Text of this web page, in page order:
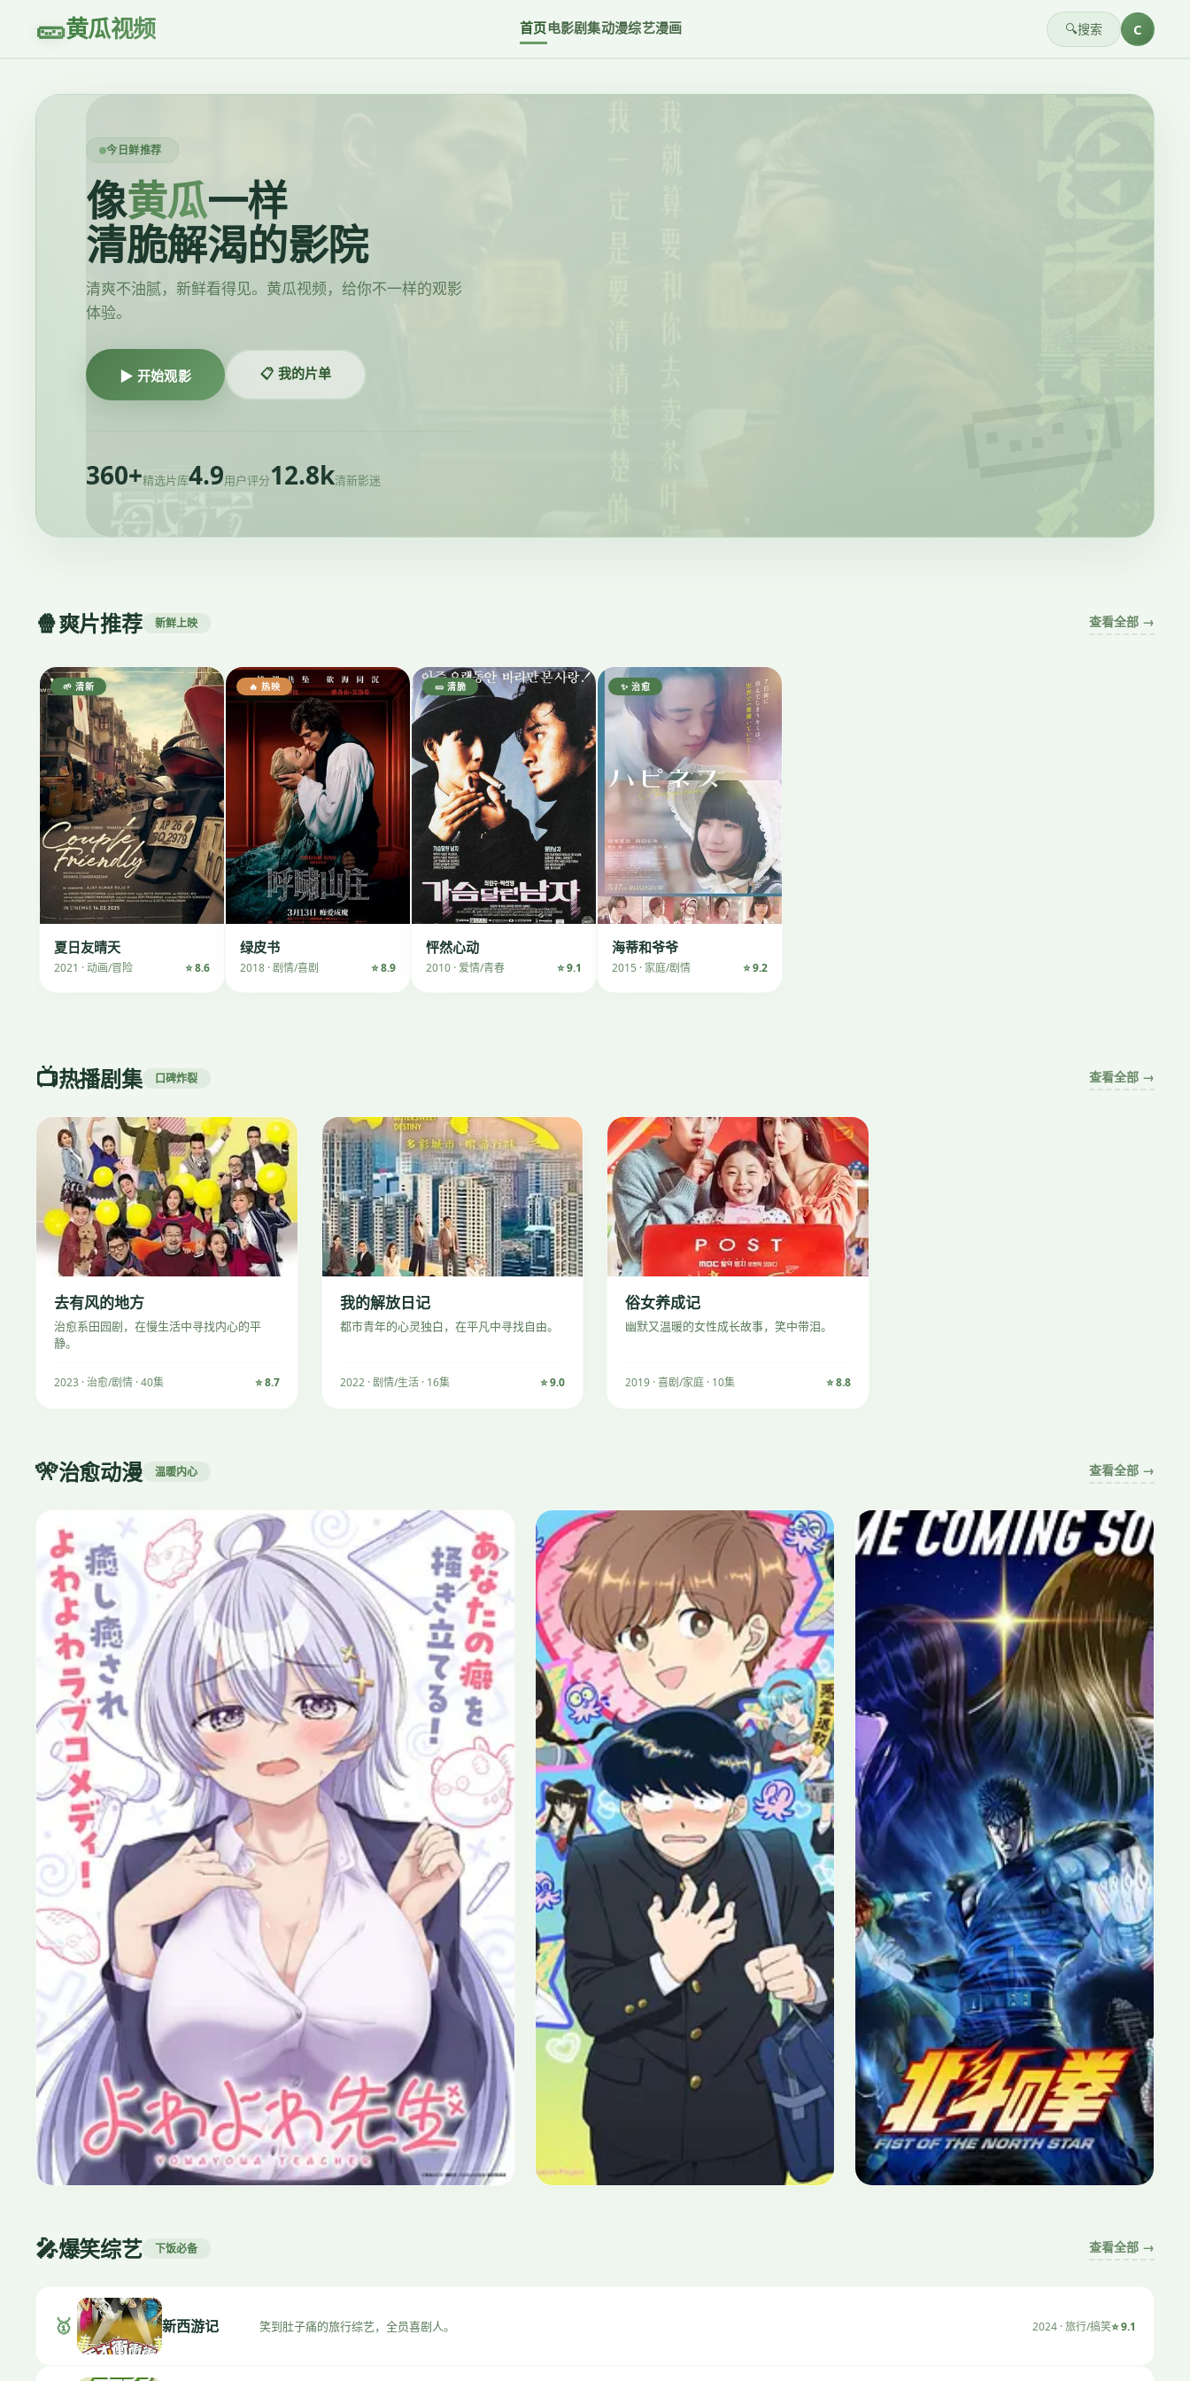
🥒黄瓜视频 首页电影剧集动漫综艺漫画 🔍搜索 C
今日鲜推荐
像黄瓜一样
清脆解渴的影院
清爽不油腻，新鲜看得见。黄瓜视频，给你不一样的观影
体验。
▶ 开始观影 📋 我的片单
360+精选片库4.9用户评分12.8k清新影迷
🍿爽片推荐 新鲜上映 查看全部 →
🌱 清新
夏日友晴天
2021 · 动画/冒险 ⭐ 8.6
🔥 热映
绿皮书
2018 · 剧情/喜剧 ⭐ 8.9
🥒 清脆
怦然心动
2010 · 爱情/青春 ⭐ 9.1
✨ 治愈
海蒂和爷爷
2015 · 家庭/剧情 ⭐ 9.2
📺热播剧集 口碑炸裂 查看全部 →
去有风的地方
治愈系田园剧，在慢生活中寻找内心的平
静。
2023 · 治愈/剧情 · 40集 ⭐ 8.7
我的解放日记
都市青年的心灵独白，在平凡中寻找自由。
2022 · 剧情/生活 · 16集 ⭐ 9.0
俗女养成记
幽默又温暖的女性成长故事，笑中带泪。
2019 · 喜剧/家庭 · 10集 ⭐ 8.8
🎌治愈动漫 温暖内心 查看全部 →
2008 · 治愈/奇幻 · 6季
🎤爆笑综艺 下饭必备 查看全部 →
🥇 新西游记 笑到肚子痛的旅行综艺，全员喜剧人。 2024 · 旅行/搞笑⭐ 9.1